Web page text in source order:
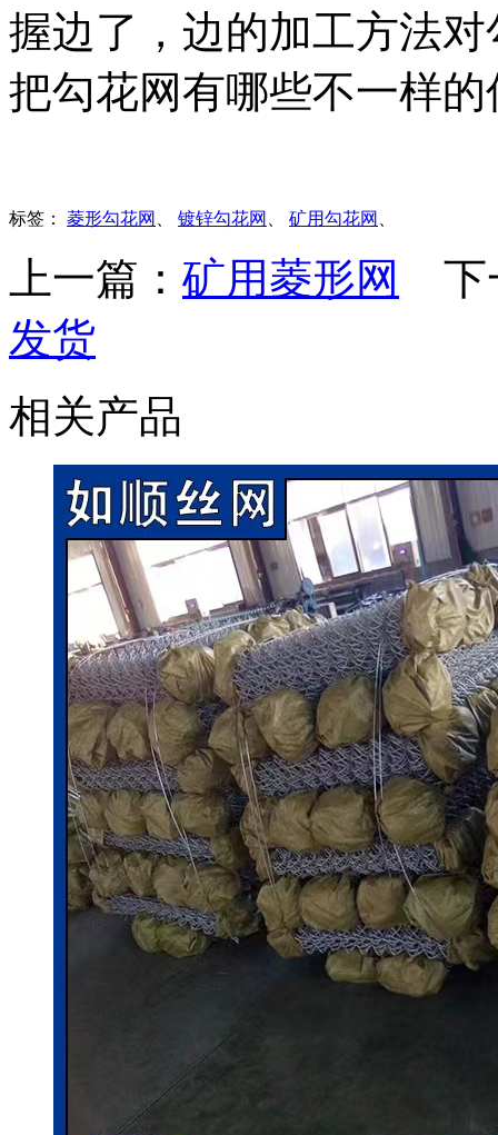
握边了，边的加工方法
把勾花网有哪些不一样
标签： 菱形勾花网 镀锌勾花网 矿用勾花网
上一篇： 矿用菱形网
下
发货
相关产品